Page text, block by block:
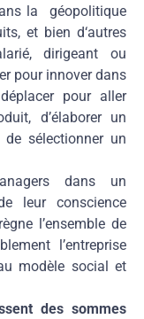
la géopolitique
et bien d‘autres
dirigeant ou
pour innover dans
pour aller
d’élaborer un
de sélectionner un
dans un
leur conscience
l’ensemble de
l’entreprise
modèle social et
des sommes